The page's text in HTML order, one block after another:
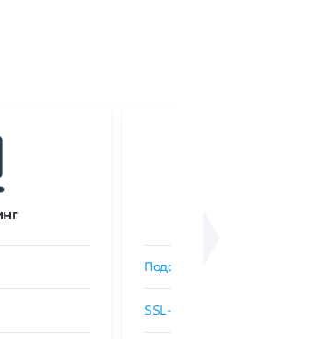
Подобрать SSL-сертификат
SSL-сертификаты GlobalSign